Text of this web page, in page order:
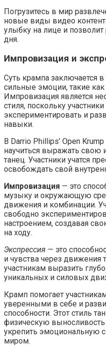
Погрузитесь в мир
новые виды видео
улыбку на лице и позволит
дня.
Импровизация и
Суть крампа заключается
сильные эмоции, такие как
Импровизация является
стиля, поскольку
экспериментировать и
навыки.
В Darrio Phillips’ Open
научиться выражать свою
танец. Участники учатся
освобождать свой
Импровизация — это
музыку и окружающую
движения и комбинации.
свободно
настроением, создавая
на ходу.
Экспрессия — это
и чувства через движения
участникам выразить
уникальных и силовых
Крамп помогает
уверенными в себе и
способности. Этот стиль
физическую выносливость
укрепить эмоциональную
миром.